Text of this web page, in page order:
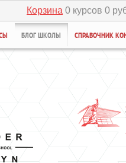
Корзина 0 курсов 0
БЛОГ ШКОЛЫ СПРАВОЧНИК